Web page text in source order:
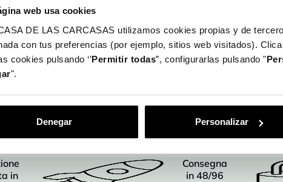
web usa cookies
DE LAS CARCASAS utilizamos cookies propias y de
con tus preferencias (por ejemplo, sitios web visitados). Clica
cookies pulsando ‘’Permitir todas”, configurarlas pulsando "
".
Denegar Personalizar
in
Consegna
in 48/96